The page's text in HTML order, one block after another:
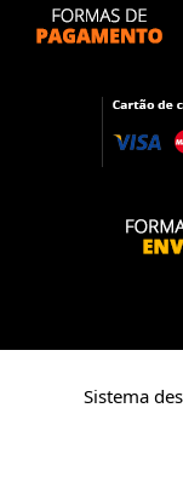
Sistema